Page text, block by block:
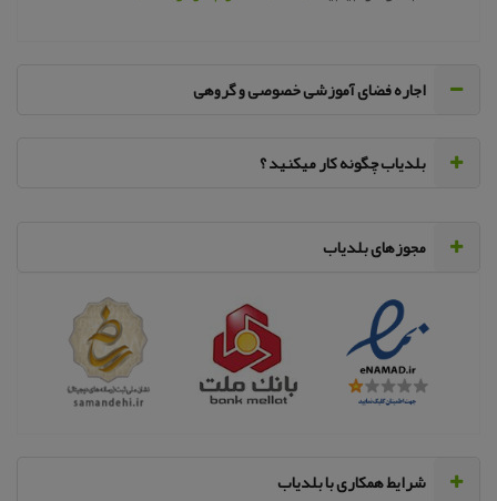
اجاره فضای آموزشی خصوصی و گروهی
‌بلدیاب چگونه کار میکنید ؟
مجوزهای بلدیاب
‌شرایط همکاری با بلدیاب